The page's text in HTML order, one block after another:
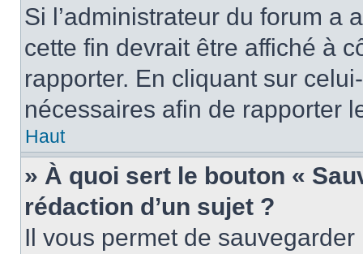
Si l’administrateur du forum a
cette fin devrait être affiché à
rapporter. En cliquant sur
nécessaires afin de rapporter
Haut
» À quoi sert le bouton «
rédaction d’un sujet ?
Il vous permet de